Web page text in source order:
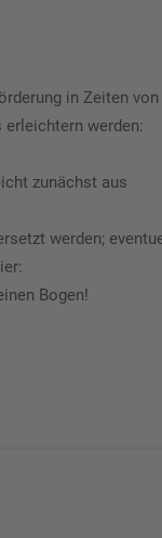
in Zeiten von
werden:
zunächst aus
werden;
Bogen!